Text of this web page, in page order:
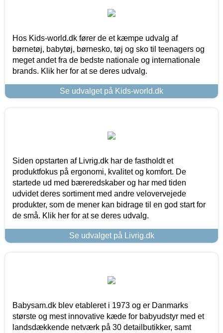
Hos Kids-world.dk fører de et kæmpe udvalg af
børnetøj, babytøj, børnesko, tøj og sko til teenagers og
meget andet fra de bedste nationale og internationale
brands. Klik her for at se deres udvalg.
Se udvalget på Kids-world.dk
Siden opstarten af Livrig.dk har de fastholdt et
produktfokus på ergonomi, kvalitet og komfort. De
startede ud med bæreredskaber og har med tiden
udvidet deres sortiment med andre velovervejede
produkter, som de mener kan bidrage til en god start for
de små. Klik her for at se deres udvalg.
Se udvalget på Livrig.dk
Babysam.dk blev etableret i 1973 og er Danmarks
største og mest innovative kæde for babyudstyr med et
landsdækkende netværk på 30 detailbutikker, samt